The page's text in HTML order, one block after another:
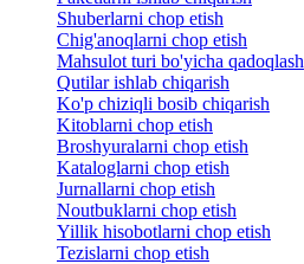
Shuberlarni chop etish
Chig'anoqlarni chop etish
Mahsulot turi bo'yicha qadoqlash
Qutilar ishlab chiqarish
Ko'p chiziqli bosib chiqarish
Kitoblarni chop etish
Broshyuralarni chop etish
Kataloglarni chop etish
Jurnallarni chop etish
Noutbuklarni chop etish
Yillik hisobotlarni chop etish
Tezislarni chop etish